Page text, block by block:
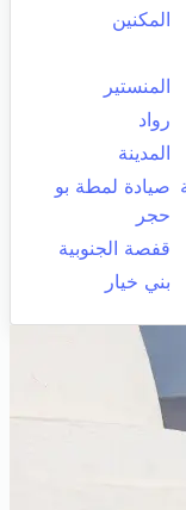
المكنين
المنستير
رواد
المدينة
صيادة لمطة بو
حجر
قفصة الجنوبية
بني خيار